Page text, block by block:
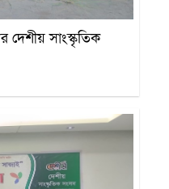
দেশীয় সাংস্কৃতিক
সাংস্কৃতিক প্রতিষ্ঠান